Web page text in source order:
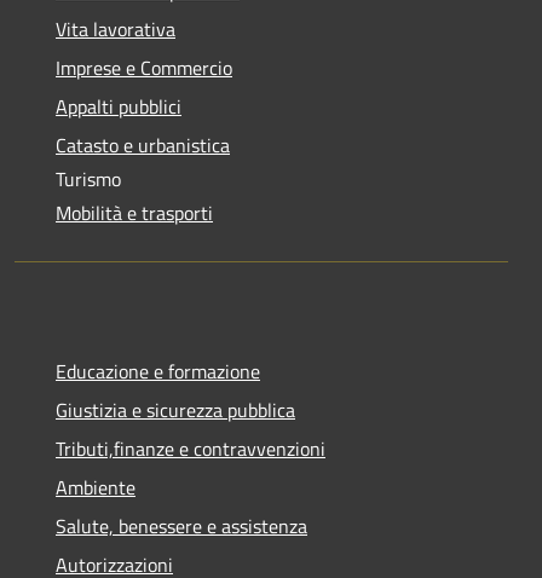
Vita lavorativa
Imprese e Commercio
Appalti pubblici
Catasto e urbanistica
Turismo
Mobilità e trasporti
Educazione e formazione
Giustizia e sicurezza pubblica
Tributi,finanze e contravvenzioni
Ambiente
Salute, benessere e assistenza
Autorizzazioni